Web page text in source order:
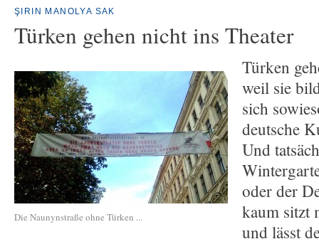
ŞIRIN MANOLYA SAK
Türken gehen nicht ins Theater
Die Naunynstraße ohne Türken ...
Türken
weil sie
sich
deutsche
Und
oder der
kaum sitzt
und lässt